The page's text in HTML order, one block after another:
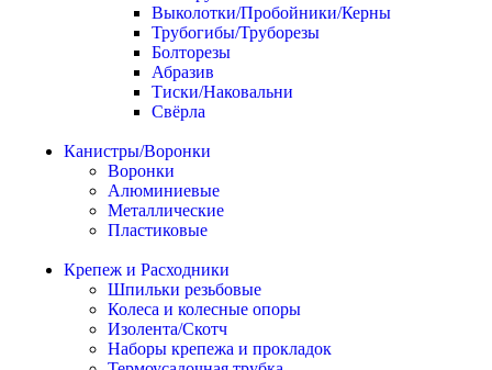
Выколотки/Пробойники/Керны
Трубогибы/Труборезы
Болторезы
Абразив
Тиски/Наковальни
Свёрла
Канистры/Воронки
Воронки
Алюминиевые
Металлические
Пластиковые
Крепеж и Расходники
Шпильки резьбовые
Колеса и колесные опоры
Изолента/Скотч
Наборы крепежа и прокладок